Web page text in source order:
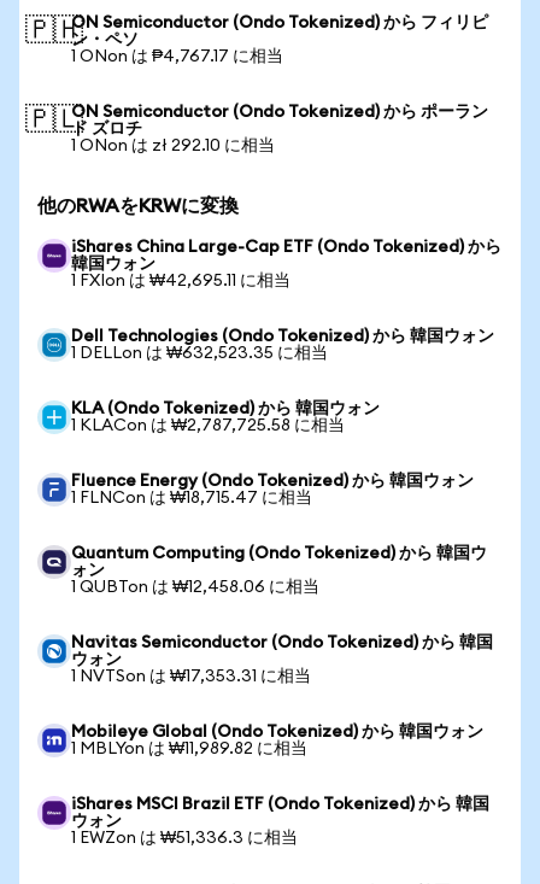
🇵🇭ON Semiconductor (Ondo Tokenized) から フィリピ
ン・ペソ
1 ONon は ₱4,767.17 に相当
🇵🇱ON Semiconductor (Ondo Tokenized) から ポーラン
ド ズロチ
1 ONon は zł 292.10 に相当
他のRWAをKRWに変換
iShares China Large-Cap ETF (Ondo Tokenized) から
韓国ウォン
1 FXIon は ₩42,695.11 に相当
Dell Technologies (Ondo Tokenized) から 韓国ウォン
1 DELLon は ₩632,523.35 に相当
KLA (Ondo Tokenized) から 韓国ウォン
1 KLACon は ₩2,787,725.58 に相当
Fluence Energy (Ondo Tokenized) から 韓国ウォン
1 FLNCon は ₩18,715.47 に相当
Quantum Computing (Ondo Tokenized) から 韓国ウ
ォン
1 QUBTon は ₩12,458.06 に相当
Navitas Semiconductor (Ondo Tokenized) から 韓国
ウォン
1 NVTSon は ₩17,353.31 に相当
Mobileye Global (Ondo Tokenized) から 韓国ウォン
1 MBLYon は ₩11,989.82 に相当
iShares MSCI Brazil ETF (Ondo Tokenized) から 韓国
ウォン
1 EWZon は ₩51,336.3 に相当